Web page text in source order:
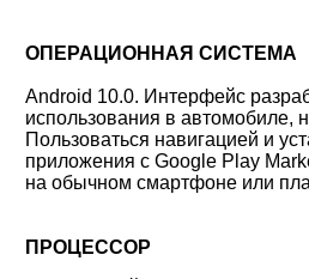
ОПЕРАЦИОННАЯ СИСТЕМА
Android 10.0. Интерфейс
использования в автомобиле,
Пользоваться навигацией и
приложения с Google Play
на обычном смартфоне или
ПРОЦЕССОР